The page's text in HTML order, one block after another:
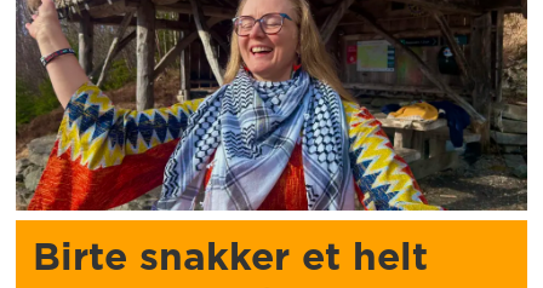
Birte snakker et helt